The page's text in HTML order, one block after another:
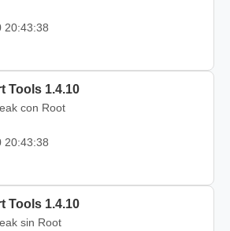
20:43:38
Tools 1.4.10
con Root
20:43:38
Tools 1.4.10
sin Root